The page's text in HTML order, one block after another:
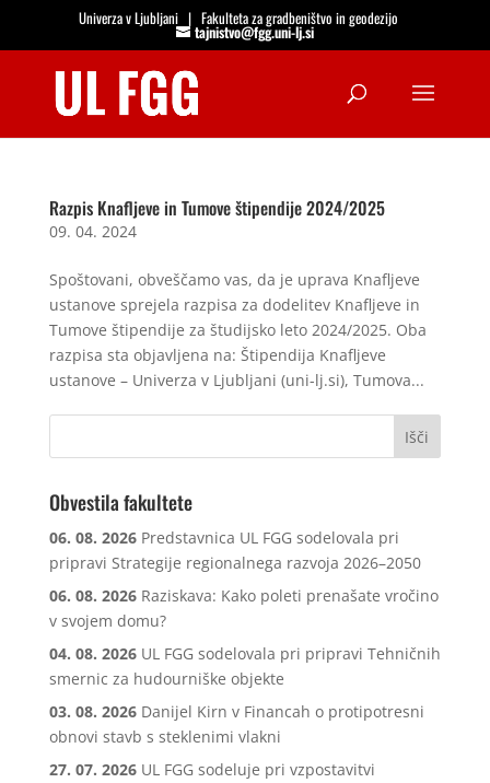
Univerza v Ljubljani |Fakulteta za gradbeništvo in geodezijo
tajnistvo@fgg.uni-lj.si
Razpis Knafljeve in Tumove štipendije 2024/2025
09. 04. 2024
Spoštovani, obveščamo vas, da je uprava Knafljeve
ustanove sprejela razpisa za dodelitev Knafljeve in
Tumove štipendije za študijsko leto 2024/2025. Oba
razpisa sta objavljena na: Štipendija Knafljeve
ustanove – Univerza v Ljubljani (uni-lj.si), Tumova...
Obvestila fakultete
06. 08. 2026 Predstavnica UL FGG sodelovala pri
pripravi Strategije regionalnega razvoja 2026–2050
06. 08. 2026 Raziskava: Kako poleti prenašate vročino
v svojem domu?
04. 08. 2026 UL FGG sodelovala pri pripravi Tehničnih
smernic za hudourniške objekte
03. 08. 2026 Danijel Kirn v Financah o protipotresni
obnovi stavb s steklenimi vlakni
27. 07. 2026 UL FGG sodeluje pri vzpostavitvi